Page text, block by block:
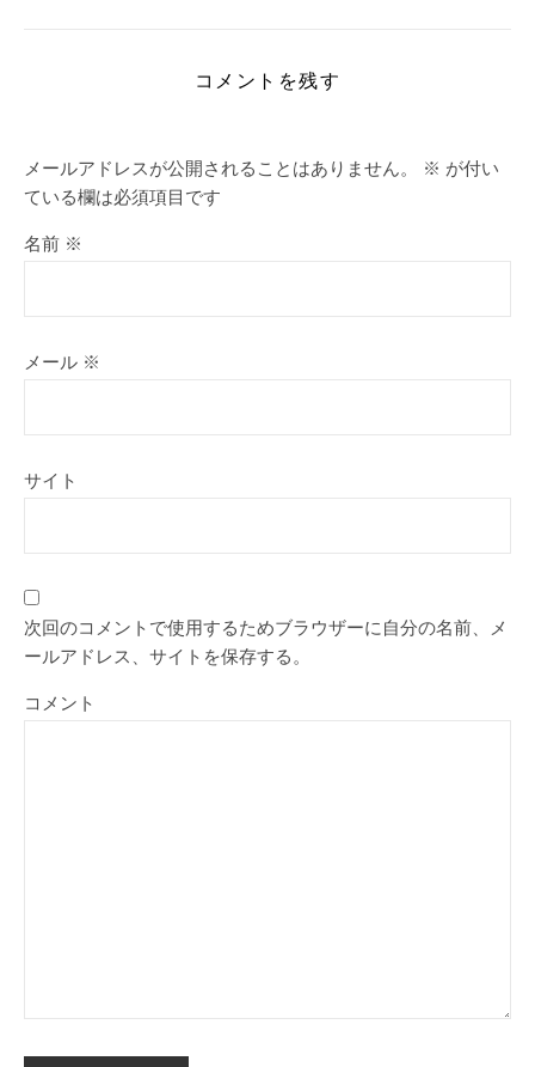
コメントを残す
メールアドレスが公開されることはありません。 ※ が付い
ている欄は必須項目です
名前 ※
メール ※
サイト
次回のコメントで使用するためブラウザーに自分の名前、メ
ールアドレス、サイトを保存する。
コメント